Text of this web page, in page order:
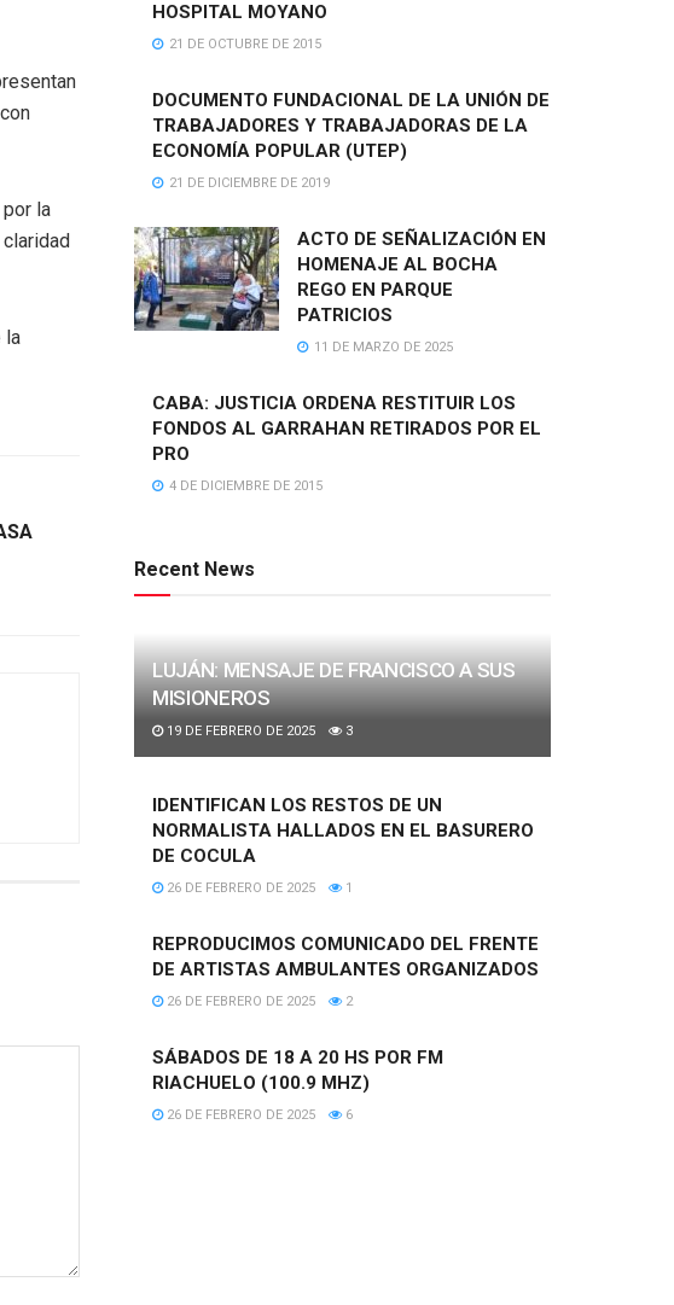
la
la
HOSPITAL MOYANO
21 DE OCTUBRE DE 2015
DOCUMENTO FUNDACIONAL DE LA UNIÓN DE
TRABAJADORES Y TRABAJADORAS DE LA
ECONOMÍA POPULAR (UTEP)
21 DE DICIEMBRE DE 2019
ACTO DE SEÑALIZACIÓN EN
HOMENAJE AL BOCHA
REGO EN PARQUE
PATRICIOS
11 DE MARZO DE 2025
CABA: JUSTICIA ORDENA RESTITUIR LOS
FONDOS AL GARRAHAN RETIRADOS POR EL
PRO
4 DE DICIEMBRE DE 2015
Recent News
LUJÁN: MENSAJE DE FRANCISCO A SUS
MISIONEROS
19 DE FEBRERO DE 2025 3
IDENTIFICAN LOS RESTOS DE UN
NORMALISTA HALLADOS EN EL BASURERO
DE COCULA
26 DE FEBRERO DE 2025 1
REPRODUCIMOS COMUNICADO DEL FRENTE
DE ARTISTAS AMBULANTES ORGANIZADOS
26 DE FEBRERO DE 2025 2
SÁBADOS DE 18 A 20 HS POR FM
RIACHUELO (100.9 MHZ)
26 DE FEBRERO DE 2025 6